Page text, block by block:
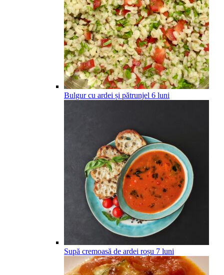
Bulgur cu ardei și pătrunjel 6 luni
Supă cremoasă de ardei roșu 7 luni